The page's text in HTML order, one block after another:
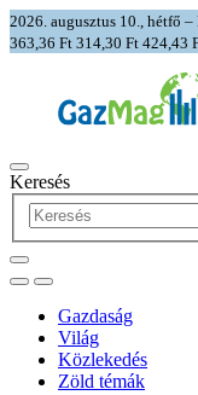
2026. augusztus 10., hétfő
363,36 Ft 314,30 Ft 424,43
Keresés
Gazdaság
Világ
Közlekedés
Zöld témák